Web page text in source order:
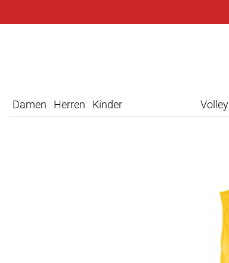
Damen Herren Kinder